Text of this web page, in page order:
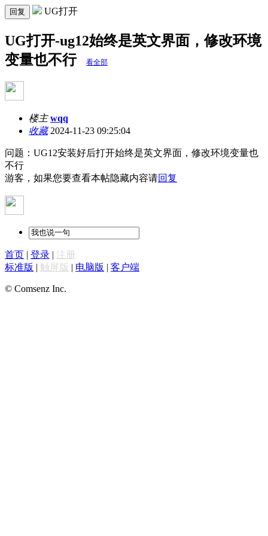
回复 UG打开
UG打开-ug12始终是英文界面，修改环境
变量也不行
看全部
楼主 wqq
收藏2024-11-23 09:25:04
问题：UG12安装好后打开始终是英文界面，修改环境变量也
不行
游客，如果您要查看本帖隐藏内容请回复
首页 | 登录 | 注册
标准版 | 触屏版 | 电脑版 | 客户端
© Comsenz Inc.